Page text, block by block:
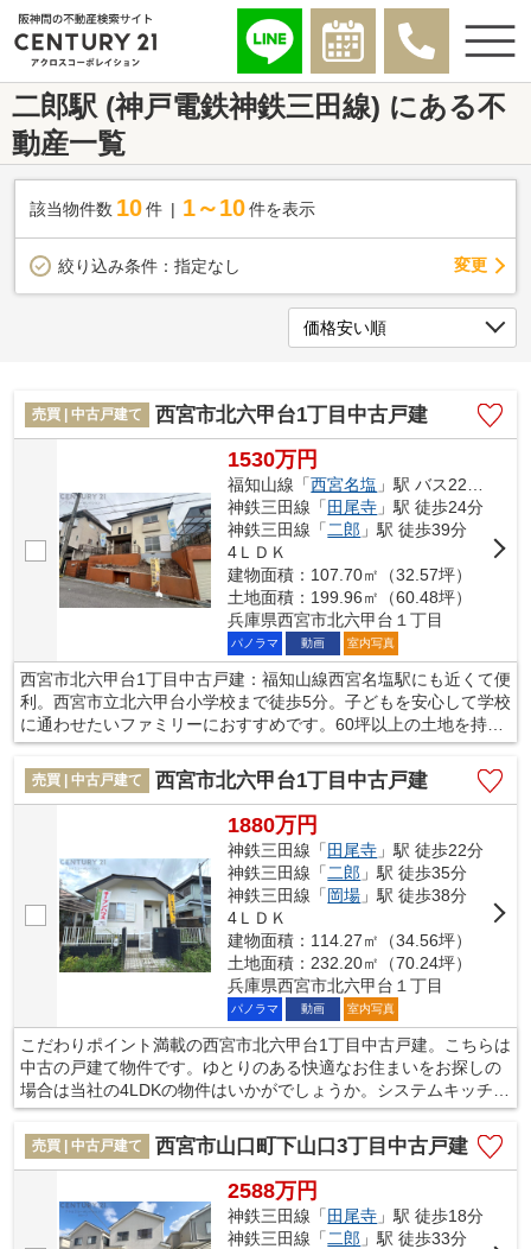
二郎駅 (神戸電鉄神鉄三田線) にある不
動産一覧
該当物件数 10件 1～10 件を表示
絞り込み条件： 指定なし 変更
売買 | 中古戸建て 西宮市北六甲台1丁目中古戸建
1530万円
福知山線「西宮名塩 」駅 バス22分 「北六甲台天上公園前」 停歩2分
神鉄三田線「 田尾寺 」駅 徒歩24分
神鉄三田線「 二郎 」駅 徒歩39分
4ＬＤＫ
建物面積：107.70㎡（32.57坪）
土地面積：199.96㎡（60.48坪）
兵庫県西宮市北六甲台１丁目
パノラマ 動画 室内写真
西宮市北六甲台1丁目中古戸建：福知山線西宮名塩駅にも近くて便
利。西宮市立北六甲台小学校まで徒歩5分。子どもを安心して学校
に通わせたいファミリーにおすすめです。60坪以上の土地を持つ
物件です。お子様にも優しい平坦地での生活はいかがでしょう
か。福知山線西宮名塩周辺の住まい探しはお任せください。不動
産情報だけではなく、地域情報についてのご質問なども承ってお
売買 | 中古戸建て 西宮市北六甲台1丁目中古戸建
1880万円
神鉄三田線「 田尾寺 」駅 徒歩22分
神鉄三田線「 二郎 」駅 徒歩35分
神鉄三田線「岡場 」駅 徒歩38分
4ＬＤＫ
建物面積：114.27㎡（34.56坪）
土地面積：232.20㎡（70.24坪）
兵庫県西宮市北六甲台１丁目
パノラマ 動画 室内写真
こだわりポイント満載の西宮市北六甲台1丁目中古戸建。こちらは
中古の戸建て物件です。ゆとりのある快適なお住まいをお探しの
場合は当社の4LDKの物件はいかがでしょうか。システムキッチン
は使いやすく汚れにくいのでご好評です。住み良い環境が整って
いる西宮市で新生活を始めるのであれば、当社で不動産探しを行
ってください。まずはお問い合わせからお待ちしております。
売買 | 中古戸建て 西宮市山口町下山口3丁目中古戸建
2588万円
神鉄三田線「 田尾寺 」駅 徒歩18分
神鉄三田線「 二郎 」駅 徒歩33分